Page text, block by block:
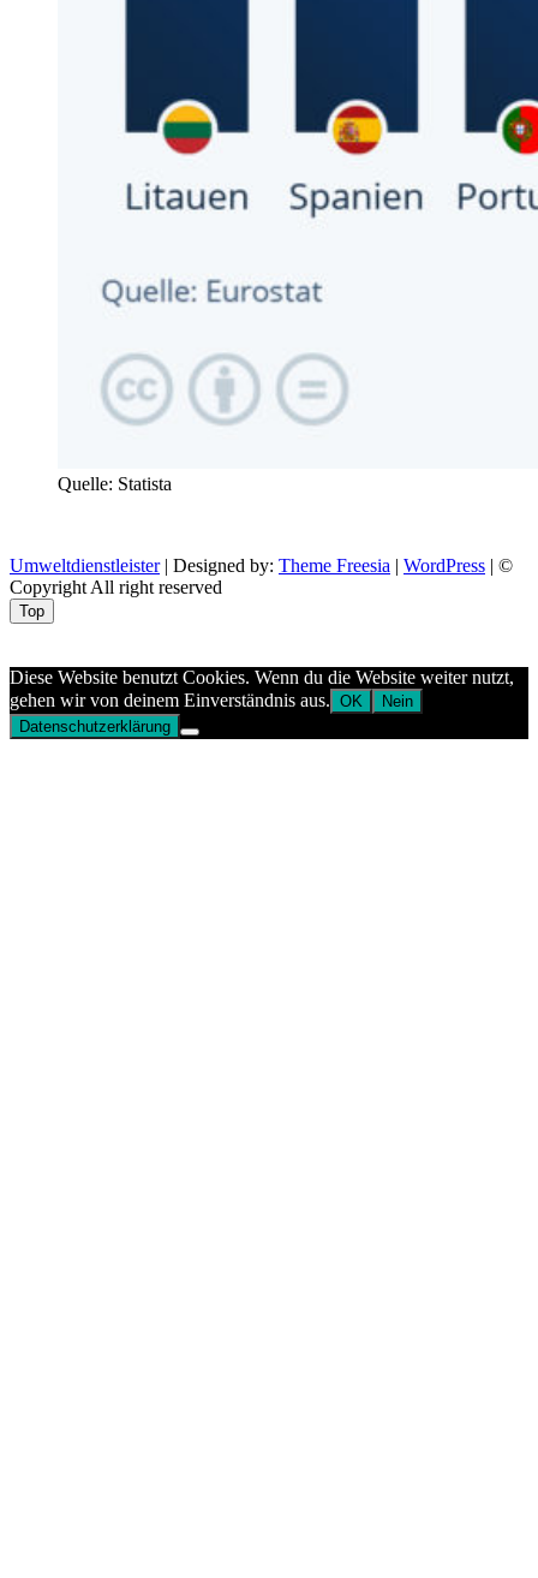
Quelle: Statista
Umweltdienstleister| Designed by: Theme Freesia | WordPress | ©
Copyright All right reserved
Top
Diese Website benutzt Cookies. Wenn du die Website weiter nutzt,
gehen wir von deinem Einverständnis aus. OK
Nein
Datenschutzerklärung